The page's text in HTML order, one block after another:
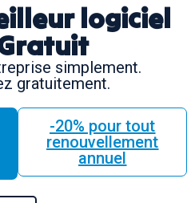
logiciel
Gratuit
simplement.
gratuitement.
-20% pour tout
renouvellement
annuel